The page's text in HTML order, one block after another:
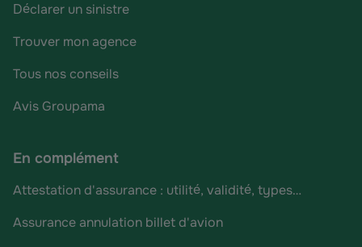
Déclarer un sinistre
Trouver mon agence
Tous nos conseils
Avis Groupama
En complément
Attestation d'assurance : utilité, validité, types…
Assurance annulation billet d'avion